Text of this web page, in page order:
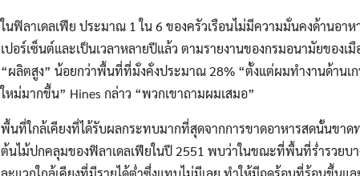
ในฟิลาเดลเฟีย ประมาณ 1 ใน 6 ของครัวเรือนไม่มีความมั่นคงด้านอา
เปอร์เซ็นต์และเป็นเวลาหลายปีแล้ว ตามรายงานของกรมอนามัยของ
“ผลิตสูง” น้อยกว่าพื้นที่ที่มั่งคั่งประมาณ 28% “ตั้งแต่ผมทำงานด้านเ
ใหม่มากขึ้น” Hines กล่าว “พวกเขาถามผมเสมอ”
พื้นที่ใกล้เคียงที่ได้รับผลกระทบมากที่สุดจากการขาดอาหารสดนั้นขา
ต้นไม้ปกคลุมของฟิลาเดลเฟียในปี 2551 พบว่าในขณะที่พื้นที่ร่ำรวยบ